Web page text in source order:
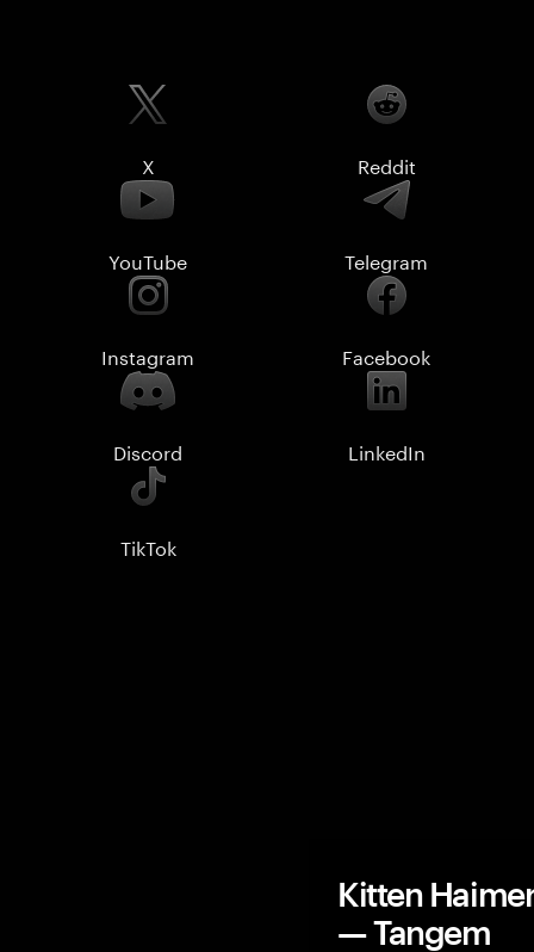
X Reddit
YouTube Telegram
Instagram Facebook
Discord LinkedIn
TikTok
Kitten
— Tangem